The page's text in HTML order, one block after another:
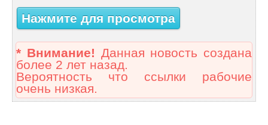
Нажмите для просмотра
* Внимание! Данная новость создана
более 2 лет назад.
Вероятность что ссылки рабочие
очень низкая.